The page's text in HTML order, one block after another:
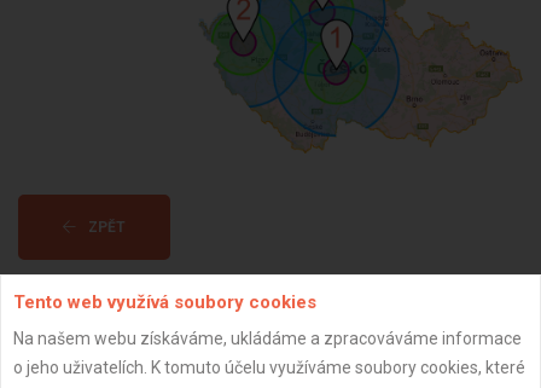
ZPĚT
Aktualizováno z portálu ARES dne 02.01.2024 14:45:09
Tento web využívá soubory cookies
Na našem webu získáváme, ukládáme a zpracováváme informace
o jeho uživatelích. K tomuto účelu využíváme soubory cookies, které